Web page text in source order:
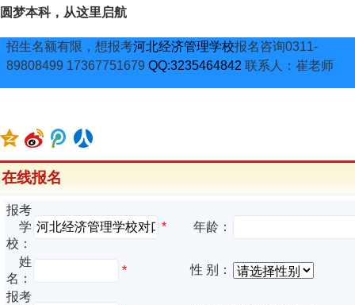
圆梦本科，从这里启航
招生名额有限，想报考河北经济管理学校报名咨询0311-
89808499 17367751679 QQ:3235464842 联系人：崔老师
在线报名
报考
学
校：
* 年龄：
姓
名：
*
性 别：
报考